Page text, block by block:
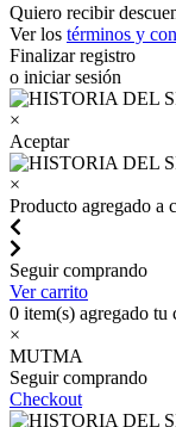
Quiero recibir
Ver los términos y
Finalizar registro
o iniciar sesión
×
Aceptar
×
Producto agregado a
Seguir comprando
Ver carrito
0 item(s) agregado tu
×
MUTMA
Seguir comprando
Checkout